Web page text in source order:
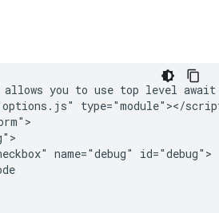
allows you to use top level
type="module"></
name="debug" id="debug">